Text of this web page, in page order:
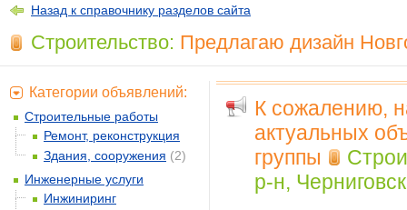
Назад к справочнику разделов сайта
Строительство: Предлагаю дизайн
К сожалению,
актуальных
группы
р-н,
Категории объявлений:
Строительные работы
Ремонт, реконструкция
Здания, сооружения (2)
Инженерные услуги
Инжиниринг